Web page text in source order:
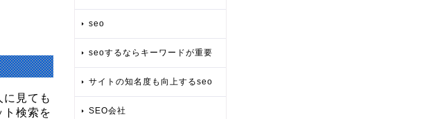
見ても
ト検索を
seo
seoするならキーワードが重要
サイトの知名度も向上するseo
SEO会社